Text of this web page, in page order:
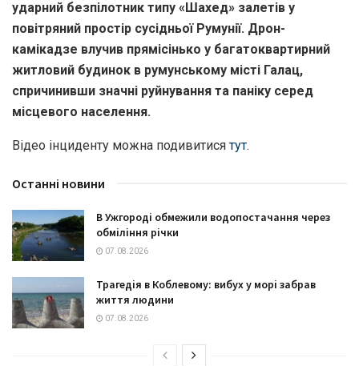
ударний безпілотник типу «Шахед» залетів у
повітряний простір сусідньої Румунії. Дрон-
камікадзе влучив прямісінько у багатоквартирний
житловий будинок в румунському місті Галац,
спричинивши значні руйнування та паніку серед
місцевого населення.
Відео інциденту можна подивитисятут.
Останні новини
В Ужгороді обмежили водопостачання через
обміління річки
07.08.2026
Трагедія в Коблевому: вибух у морі забрав
життя людини
07.08.2026